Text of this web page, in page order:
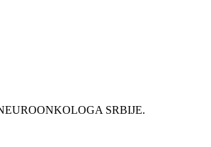
SRBIJE.